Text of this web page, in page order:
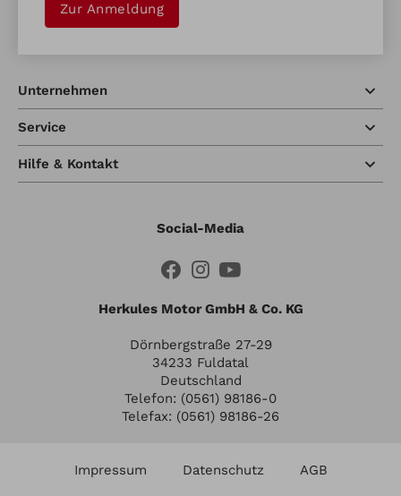
Zur Anmeldung
Unternehmen
Service
Hilfe & Kontakt
Social-Media
Herkules Motor GmbH & Co. KG
Dörnbergstraße 27-29
34233 Fuldatal
Deutschland
Telefon: (0561) 98186-0
Telefax: (0561) 98186-26
Impressum Datenschutz AGB